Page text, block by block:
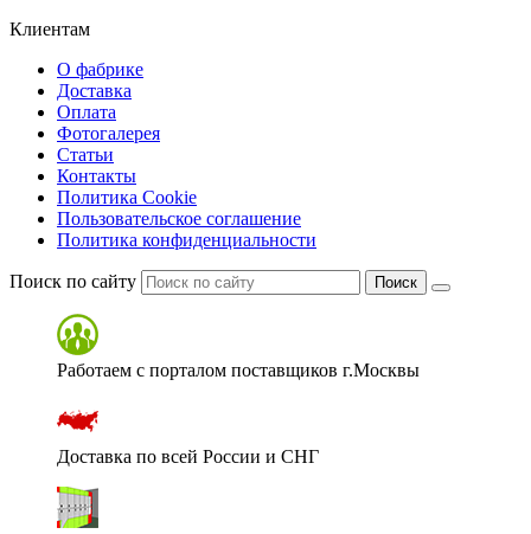
Клиентам
О фабрике
Доставка
Оплата
Фотогалерея
Статьи
Контакты
Политика Cookie
Пользовательское соглашение
Политика конфиденциальности
Поиск по сайту Поиск
Работаем с порталом поставщиков г.Москвы
Доставка по всей России и СНГ